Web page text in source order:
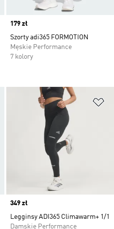
Price
179 zł
Szorty adi365 FORMOTION
Męskie Performance
7 kolory
Dodaj do listy życzeń
Price
349 zł
Legginsy ADI365 Climawarm+ 1/1
Damskie Performance